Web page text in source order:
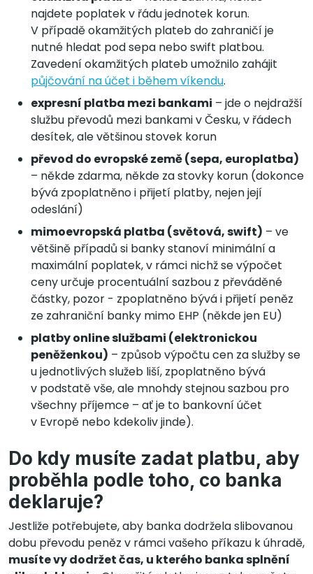
najdete poplatek v řádu jednotek korun.
V případě okamžitých plateb do zahraničí je
nutné hledat pod sepa nebo swift platbou.
Zavedení okamžitých plateb umožnilo zahájit
půjčování na účet i během víkendu.
expresní platba mezi bankami – jde o nejdražší
službu převodů mezi bankami v Česku, v řádech
desítek, ale většinou stovek korun
převod do evropské země (sepa, europlatba)
– někde zdarma, někde za stovky korun (dokonce
bývá zpoplatněno i přijetí platby, nejen její
odeslání)
mimoevropská platba (světová, swift) – ve
většině případů si banky stanoví minimální a
maximální poplatek, v rámci nichž se výpočet
ceny určuje procentuální sazbou z převáděné
částky, pozor - zpoplatněno bývá i přijetí peněz
ze zahraniční banky mimo EHP (někde jen EU)
platby online službami (elektronickou
peněženkou) – způsob výpočtu cen za služby se
u jednotlivých služeb liší, zpoplatněno bývá
v podstatě vše, ale mnohdy stejnou sazbou pro
všechny příjemce – ať je to bankovní účet
v Evropě nebo kdekoliv jinde).
Do kdy musíte zadat platbu, aby
proběhla podle toho, co banka
deklaruje?
Jestliže potřebujete, aby banka dodržela slibovanou
dobu převodu peněz v rámci vašeho příkazu k úhradě,
musíte vy dodržet čas, u kterého banka splnění